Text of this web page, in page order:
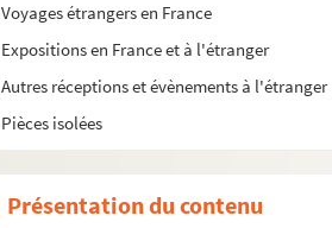
Voyages étrangers en France
Expositions en France et à l'étranger
Autres réceptions et évènements à l'étranger
Pièces isolées
Présentation du contenu